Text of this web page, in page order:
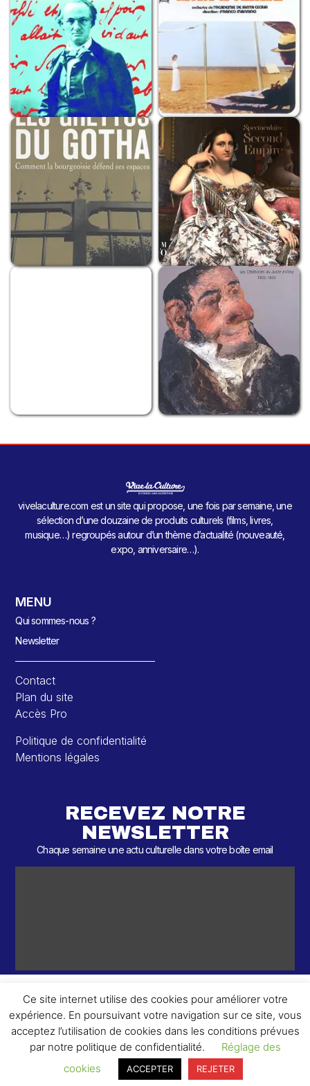
vivelaculture.com est un site qui propose, une fois par semaine, une
sélection d’une douzaine de produits culturels (films, livres,
musique…) regroupés autour d’un thème d’actualité (nouveauté,
expo, anniversaire…).
MENU
Qui sommes-nous ?
Newsletter
Contact
Plan du site
Accès Pro
Politique de confidentialité
Mentions légales
RECEVEZ NOTRE
NEWSLETTER
Chaque semaine une actu culturelle dans votre boîte email
© 2026 – 2 ème Round – Tous droits réservés.
Ce site internet utilise des cookies pour améliorer votre
expérience. En poursuivant votre navigation sur ce site, vous
acceptez l’utilisation de cookies dans les conditions prévues
par notre politique de confidentialité.
Réglage des
cookies
ACCEPTER REJETER